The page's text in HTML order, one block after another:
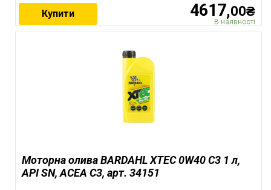
4617,00₴
В наявності
Купити
Моторна олива BARDAHL XTEC 0W40 C3 1 л,
API SN, ACEA C3, арт. 34151